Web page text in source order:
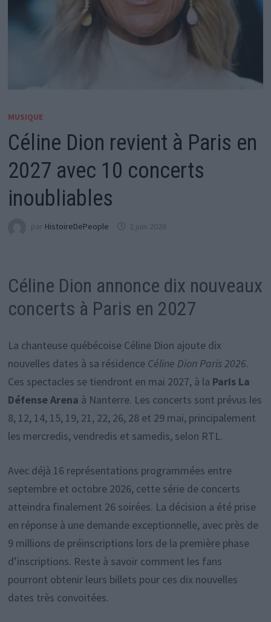
MUSIQUE
Céline Dion revient à Paris en
2027 avec 10 concerts
inoubliables
par HistoireDePeople 2 juin 2026
Céline Dion annonce dix nouveaux
concerts à Paris en 2027
La chanteuse québécoise Céline Dion ajoute dix
nouvelles dates à sa résidence Céline Dion Paris 2026.
Ces spectacles se tiendront en mai 2027, à la Paris La
Défense Arena à Nanterre. Les concerts sont prévus les
8, 12, 14, 15, 19, 21, 22, 26, 28 et 29 mai, principalement
les mercredis, vendredis et samedis, selon RTL.
Avec déjà 16 représentations programmées entre
septembre et octobre 2026, cette série de concerts
atteindra finalement 26 soirées. La décision a été prise
en réponse à une demande exceptionnelle, avec près de
9 millions de préinscriptions lors de la première phase
d’inscriptions. Reste à savoir comment les fans
pourront obtenir leurs billets pour ces dix nouvelles
dates très convoitées.